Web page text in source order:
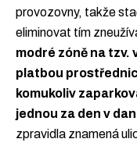
provozovny, takže
eliminovat tím
modré zóně na tzv.
platbou
komukoliv
jednou za den v
zpravidla znamená